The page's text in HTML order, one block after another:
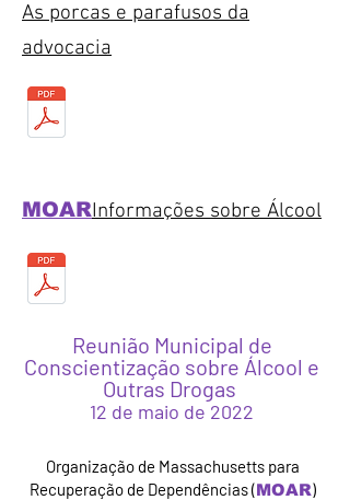
As porcas e parafusos da
advocacia
MOARInformações sobre Álcool
Reunião Municipal de
Conscientização sobre Álcool e
Outras Drogas
12 de maio de 2022
Organização de Massachusetts para
Recuperação de Dependências (MOAR)